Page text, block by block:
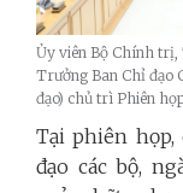
Ủy viên Bộ Chính trị,
Trưởng Ban Chỉ đạo
đạo) chủ trì Phiên
Tại phiên họp,
đạo các bộ,